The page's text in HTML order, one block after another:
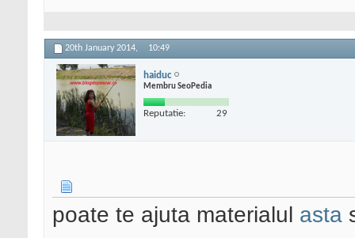
20th January 2014, 10:49
haiduc
Membru SeoPedia
Reputatie: 29
poate te ajuta materialul asta